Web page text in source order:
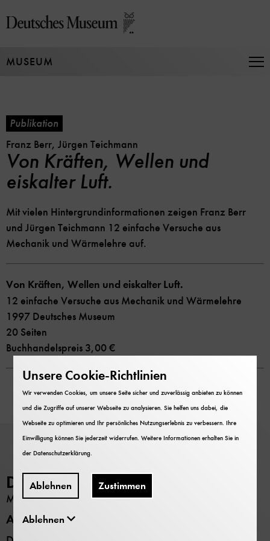
zum
MUSEUM
Publikation
Franz Berr, Jürgen Teichmann
Von Kräften, Wellen und
eiskalter Luft.
Mit vielen Hintergrundinformationen zeigen Franz Berr
und Jürgen Teichmann 12 einfache Versuche aus
Mechanik und Wärmelehre auf.
Von Kräften, Wellen und eiskalter Luft.
12 einfache Versuche aus Mechanik und Wärmelehre
1997 Deutsches Museum
20 Seiten
Buchhandelspreis 3,00 €
Deutsches Museum
MUSEUM
Alle Standorte
Unsere Cookie-Richtlinien
Wir verwenden Cookies, um unsere Seite sicher und zuverlässig anbieten zu können
und die Zugriffe auf unserer Webseite zu analysieren. Sie helfen uns dabei, die
Webseite zu optimieren und Ihr persönliches Nutzungserlebnis zu verbessern. Ihre
Einwilligung können Sie jederzeit widerrufen. Weitere Informationen erhalten Sie in
derDatenschutzerklärung
Ablehnen Zustimmen
Ablehnen